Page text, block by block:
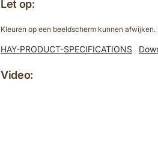
Let op:
Kleuren op een beeldscherm kunnen
HAY-PRODUCT-SPECIFICATIONS
Video: